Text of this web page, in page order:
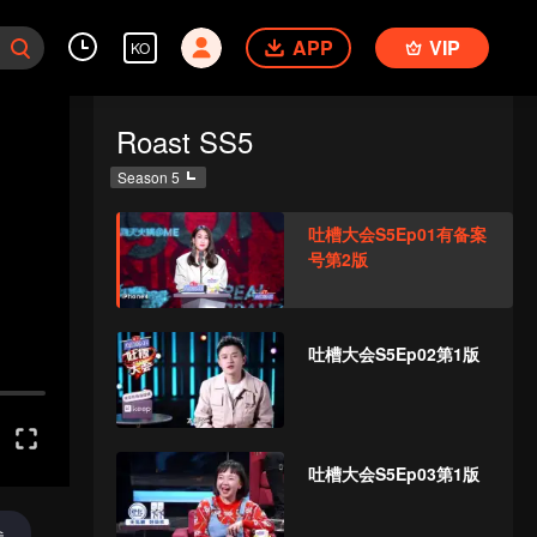
KO APP VIP
Roast SS5
Season 5
吐槽大会S5Ep01有备案
号第2版
吐槽大会S5Ep02第1版
吐槽大会S5Ep03第1版